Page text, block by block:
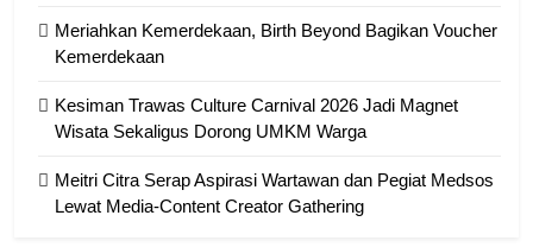
Meriahkan Kemerdekaan, Birth Beyond Bagikan Voucher
Kemerdekaan
Kesiman Trawas Culture Carnival 2026 Jadi Magnet
Wisata Sekaligus Dorong UMKM Warga
Meitri Citra Serap Aspirasi Wartawan dan Pegiat Medsos
Lewat Media-Content Creator Gathering